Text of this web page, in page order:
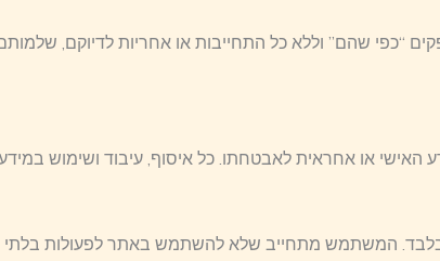
“כפי שהם” וללא כל התחייבות או אחריות לדיוקם,
או אחראית לאבטחתו. כל איסוף, עיבוד ושימוש
המשתמש מתחייב שלא להשתמש באתר לפעולות בלתי